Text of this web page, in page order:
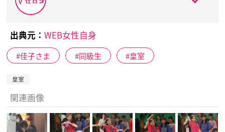
出典元： WEB女性自身
佳子さま 同級生 皇室
皇室
関連画像